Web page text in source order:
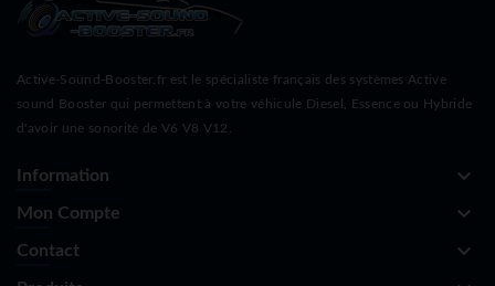
Active-Sound-Booster.fr est le spécialiste français des systèmes Active
sound Booster qui permettent à votre véhicule Diesel, Essence ou Hybride
d'avoir une sonorité de V6 V8 V12.
Information keyboard_arrow_down
Mon Compte keyboard_arrow_down
Contact keyboard_arrow_down